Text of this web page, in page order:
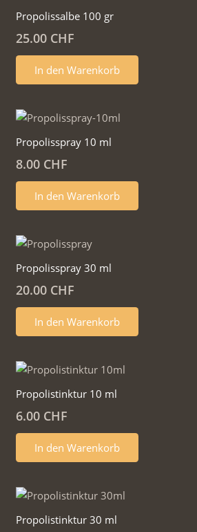
Propolissalbe 100 gr
25.00 CHF
In den Warenkorb
Propolisspray 10 ml
8.00 CHF
In den Warenkorb
Propolisspray 30 ml
20.00 CHF
In den Warenkorb
Propolistinktur 10 ml
6.00 CHF
In den Warenkorb
Propolistinktur 30 ml